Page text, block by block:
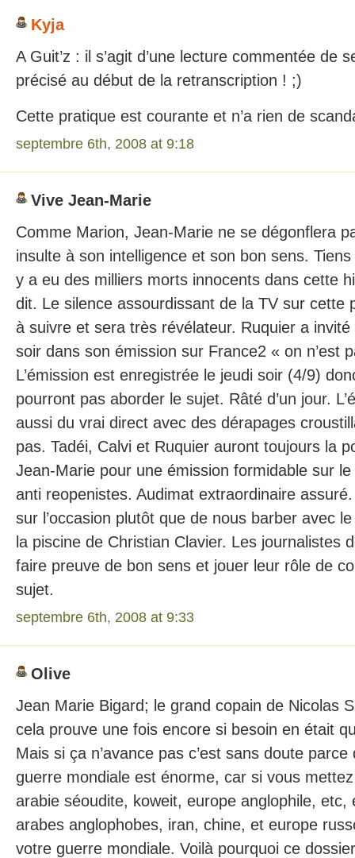
Kyja
A Guit’z : il s’agit d’une lecture commentée de
précisé au début de la retranscription ! ;)
Cette pratique est courante et n’a rien de
septembre 6th, 2008 at 9:18
Vive Jean-Marie
Comme Marion, Jean-Marie ne se dégonflera
insulte à son intelligence et son bon sens.
y a eu des milliers morts innocents dans cette
dit. Le silence assourdissant de la TV sur cette
à suivre et sera très révélateur. Ruquier a
soir dans son émission sur France2 « on n’est
L’émission est enregistrée le jeudi soir (4/9)
pourront pas aborder le sujet. Râté d’un jour.
aussi du vrai direct avec des dérapages
pas. Tadéi, Calvi et Ruquier auront toujours la
Jean-Marie pour une émission formidable sur
anti reopenistes. Audimat extraordinaire
sur l’occasion plutôt que de nous barber avec
la piscine de Christian Clavier. Les journalistes
faire preuve de bon sens et jouer leur rôle de
sujet.
septembre 6th, 2008 at 9:33
Olive
Jean Marie Bigard; le grand copain de Nicolas
cela prouve une fois encore si besoin en était
Mais si ça n’avance pas c’est sans doute
guerre mondiale est énorme, car si vous
arabie séoudite, koweit, europe anglophile, etc,
arabes anglophobes, iran, chine, et europe
votre guerre mondiale. Voilà pourquoi ce